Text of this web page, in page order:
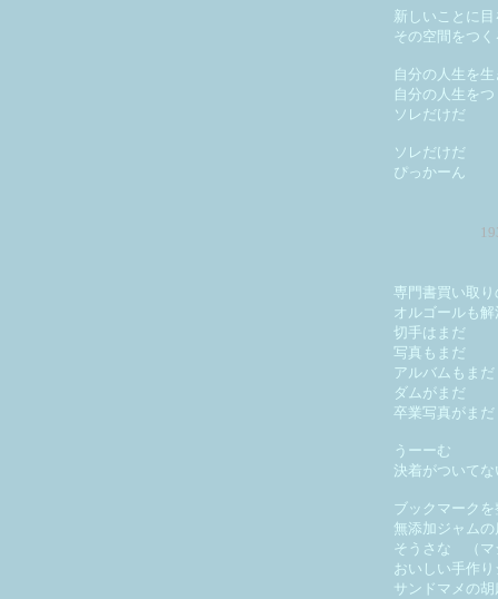
新しいことに
その空間をつ
自分の人生を生
自分の人生をつ
ソレだけだ
ソレだけだ
ぴっかーん
専門書買い取
オルゴールも解
切手はまだ
写真もまだ
アルバムもまだ
ダムがまだ
卒業写真がまだ
うーーむ
決着がついてな
ブックマーク
無添加ジャムの
そうさな （マ
おいしい手作
サンドマメの